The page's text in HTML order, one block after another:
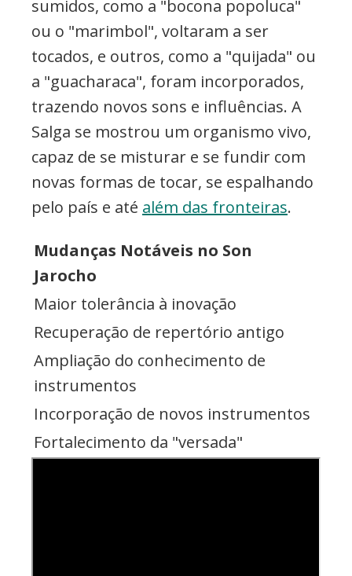
sumidos, como a "bocona popoluca"
ou o "marimbol", voltaram a ser
tocados, e outros, como a "quijada" ou
a "guacharaca", foram incorporados,
trazendo novos sons e influências. A
Salga se mostrou um organismo vivo,
capaz de se misturar e se fundir com
novas formas de tocar, se espalhando
pelo país e até além das fronteiras.
Mudanças Notáveis no Son
Jarocho
Maior tolerância à inovação
Recuperação de repertório antigo
Ampliação do conhecimento de
instrumentos
Incorporação de novos instrumentos
Fortalecimento da "versada"